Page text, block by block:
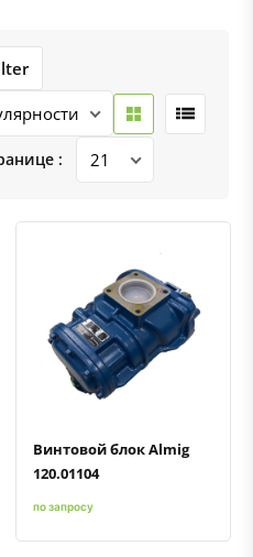
:
Быстрый просмотрДобавить к сравнению
Добавить в избранное
Винтовой блок Almig
120.01104
по запросу